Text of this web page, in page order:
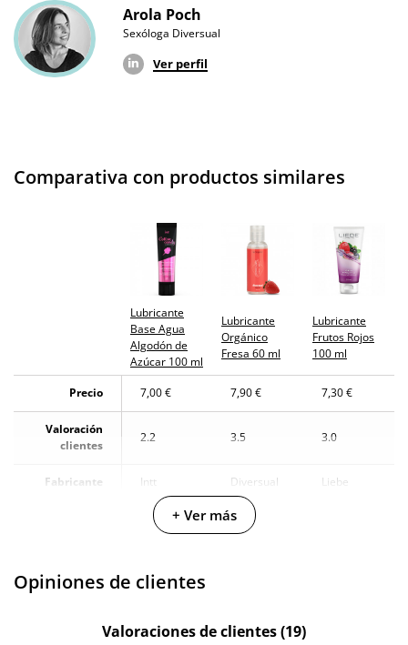
Arola Poch
Sexóloga Diversual
Ver perfil
Comparativa con productos similares
Lubricante
Base Agua
Algodón de
Azúcar 100 ml
Lubricante
Orgánico
Fresa 60 ml
Lubricante
Frutos Rojos
100 ml
Precio 7,00 € 7,90 € 7,30 €
Valoración
clientes
2.2 3.5 3.0
Fabricante Intt Diversual Liebe
Base de
agua
Base de
agua
Cantidad 100 ml
+ Ver más
Opiniones de clientes
Valoraciones de clientes (19)